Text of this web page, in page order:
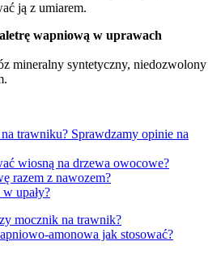
ją z umiarem.
wapniową w uprawach
mineralny syntetyczny, niedozwolony
trawniku? Sprawdzamy opinie na
wiosną na drzewa owocowe?
razem z nawozem?
upały?
mocznik na trawnik?
amonowa jak stosować?